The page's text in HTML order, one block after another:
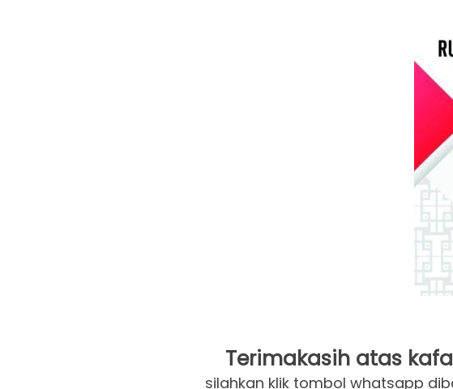
Terimakasih atas
silahkan klik tombol whatsapp